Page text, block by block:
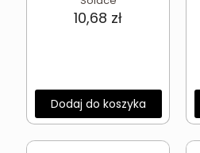
10,68 zł
Dodaj do koszyka